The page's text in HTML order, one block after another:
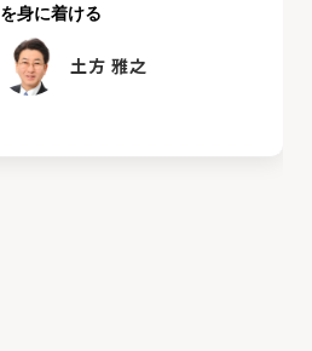
を身に着ける
土方 雅之